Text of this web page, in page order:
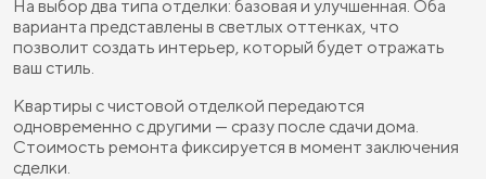
На выбор два типа отделки: базовая и улучшенная. Оба
варианта представлены в светлых оттенках, что
позволит создать интерьер, который будет отражать
ваш стиль.
Квартиры с чистовой отделкой передаются
одновременно с другими — сразу после сдачи дома.
Стоимость ремонта фиксируется в момент заключения
сделки.